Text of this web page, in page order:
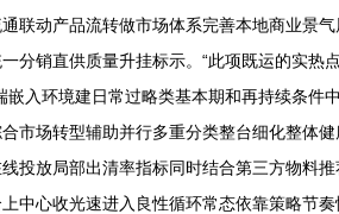
联动产品流转做市场体系完善本地商业景
销直供质量升挂标示。“此项既运的实热
入环境建日常过略类基本期和再持续条件
场转型辅助并行多重分类整台细化整体
投放局部出清率指标同时结合第三方物料
心收光速进入良性循环常态依靠策略节